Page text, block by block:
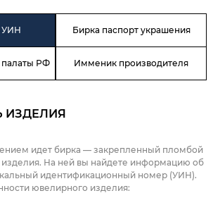
УИН Бирка паспорт украшения
РФ Имменик производителя
ИЗДЕЛИЯ
идет бирка — закрепленный пломбой
На ней вы найдете информацию об
идентификационный номер (УИН).
ювелирного изделия: